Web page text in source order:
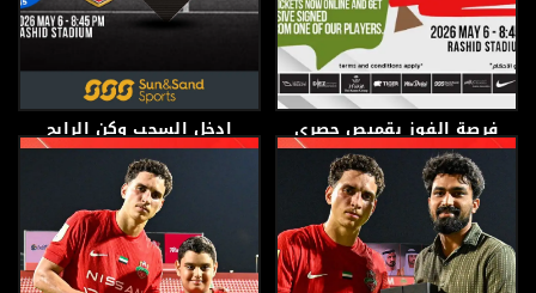
فرصة الفوز بقميص حصري
موقع من أحد لاعبينا
4 مايو، 2026
ادخل السحب وكن الرابح
بقسيمة بقيمة 1000 درهم
4 مايو، 2026